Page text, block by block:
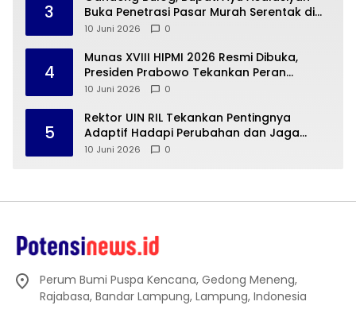
3
Buka Penetrasi Pasar Murah Serentak di
Way Kanan
10 Juni 2026 0
4
Munas XVIII HIPMI 2026 Resmi Dibuka,
Presiden Prabowo Tekankan Peran
Strategis Pengusaha Muda
10 Juni 2026 0
5
Rektor UIN RIL Tekankan Pentingnya
Adaptif Hadapi Perubahan dan Jaga
Mutu Pendidikan Tinggi
10 Juni 2026 0
Perum Bumi Puspa Kencana, Gedong Meneng,
Rajabasa, Bandar Lampung, Lampung, Indonesia